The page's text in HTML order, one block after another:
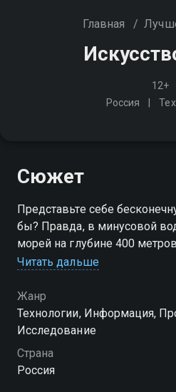
Главная /
12+
Россия
Сюжет
Представьте себе
бы? Правда, в минусовой
морей на глубине 400
давлении в 40 атмосфер. А
планете Земля
Читать дальше
Жанр
Технологии, Информация,
Исследование
Страна
Россия